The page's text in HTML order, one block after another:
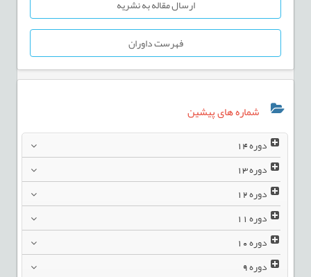
ارسال مقاله به نشریه
فهرست داوران
شماره های پیشین
دوره14
دوره13
دوره12
دوره11
دوره10
دوره9